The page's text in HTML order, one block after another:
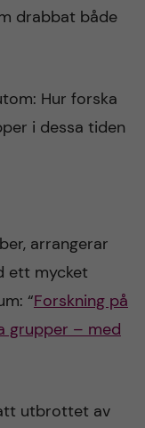
drabbat både
Hur forska
i dessa tiden
arrangerar
ett mycket
“Forskning på
grupper – med
utbrottet av